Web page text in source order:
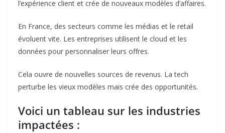
l’expérience client et crée de nouveaux modèles d’affaires.
En France, des secteurs comme les médias et le retail
évoluent vite. Les entreprises utilisent le cloud et les
données pour personnaliser leurs offres.
Cela ouvre de nouvelles sources de revenus. La tech
perturbe les vieux modèles mais crée des opportunités.
Voici un tableau sur les industries
impactées :